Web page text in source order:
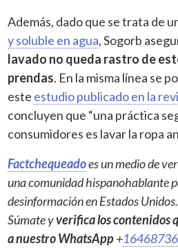
Además, dado que se trata de
y soluble en agua, Sogorb
lavado no queda rastro de
prendas. En la misma línea se
este estudio publicado en la
concluyen que “una práctica
consumidores es lavar la ropa
Factchequeadoes un medio de
una comunidad hispanohablante
desinformación en Estados
Súmate yverifica los contenidos
a nuestro WhatsApp+